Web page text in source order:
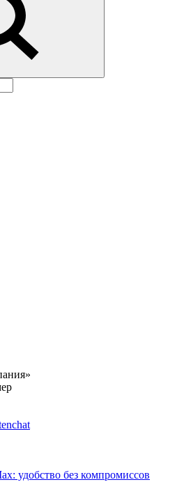
удобство без компромиссов